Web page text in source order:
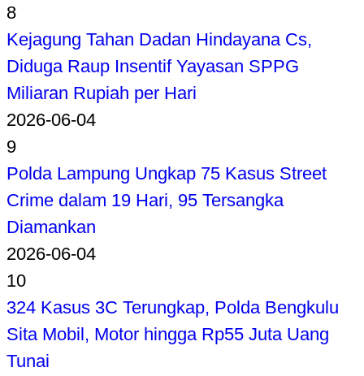
8
Kejagung Tahan Dadan Hindayana Cs,
Diduga Raup Insentif Yayasan SPPG
Miliaran Rupiah per Hari
2026-06-04
9
Polda Lampung Ungkap 75 Kasus Street
Crime dalam 19 Hari, 95 Tersangka
Diamankan
2026-06-04
10
324 Kasus 3C Terungkap, Polda Bengkulu
Sita Mobil, Motor hingga Rp55 Juta Uang
Tunai